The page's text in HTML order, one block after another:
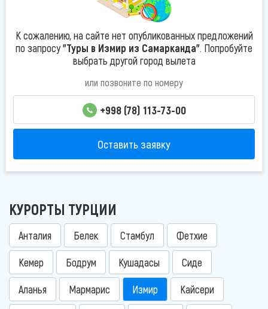
К сожалению, на сайте нет опубликованных предложений
по запросу"Туры в Измир из Самарканда". Попробуйте
выбрать другой город вылета
или позвоните по номеру
+998 (78) 113-73-00
Оставить заявку
КУРОРТЫ ТУРЦИИ
Анталия Белек Стамбул Фетхие
Кемер Бодрум Кушадасы Сиде
Аланья Мармарис Измир Кайсери